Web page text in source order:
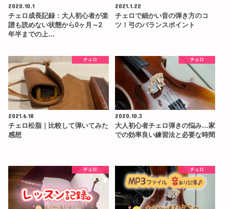
2020.10.1
チェロ成長記録：大人初心者が楽
譜も読めない状態から0ヶ月～2
年半までの上…
2021.1.22
チェロで細かい音の弾き方のコ
ツ！弓のバランスポイント
チェロ
2021.6.18
チェロ松脂｜比較して弾いてみた
感想
チェロ
2020.10.3
大人初心者チェロ弾きの悩み…家
での効率良い練習法と必要な時間
チェロ チェロ